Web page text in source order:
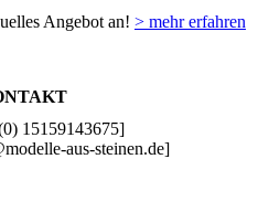
Angebot an! > mehr erfahren
15159143675]
aus-steinen.de]